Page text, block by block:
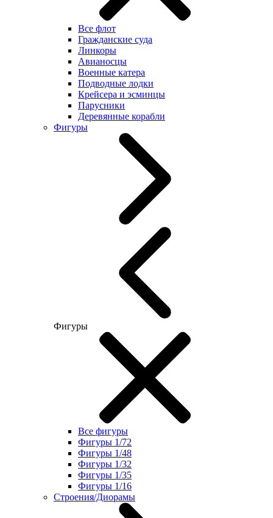
Все флот
Гражданские суда
Линкоры
Авианосцы
Военные катера
Подводные лодки
Крейсера и эсминцы
Парусники
Деревянные корабли
Фигуры
Фигуры
Все фигуры
Фигуры 1/72
Фигуры 1/48
Фигуры 1/32
Фигуры 1/35
Фигуры 1/16
Строения/Диорамы